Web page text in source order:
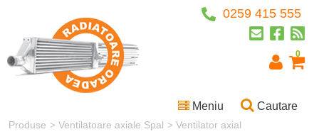
0
Meniu Cautare
Produse > Ventilatoare axiale Spal > Ventilator axial
0259 415 555